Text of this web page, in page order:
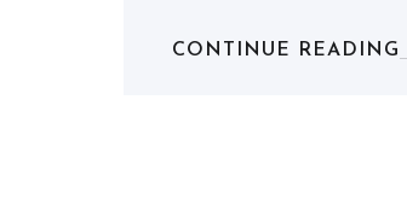
CONTINUE READING